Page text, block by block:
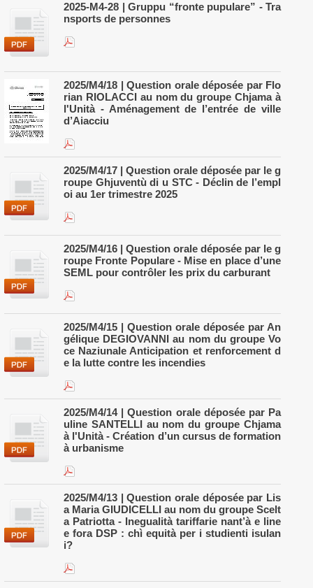
2025-M4-28 | Gruppu “fronte pupulare” - Tra
nsports de personnes
2025/M4/18 | Question orale déposée par Flo
rian RIOLACCI au nom du groupe Chjama à
l'Unità - Aménagement de l’entrée de ville
d’Aiacciu
2025/M4/17 | Question orale déposée par le g
roupe Ghjuventù di u STC - Déclin de l’empl
oi au 1er trimestre 2025
2025/M4/16 | Question orale déposée par le g
roupe Fronte Populare - Mise en place d’une
SEML pour contrôler les prix du carburant
2025/M4/15 | Question orale déposée par An
gélique DEGIOVANNI au nom du groupe Vo
ce Naziunale Anticipation et renforcement d
e la lutte contre les incendies
2025/M4/14 | Question orale déposée par Pa
uline SANTELLI au nom du groupe Chjama
à l'Unità - Création d’un cursus de formation
à urbanisme
2025/M4/13 | Question orale déposée par Lis
a Maria GIUDICELLI au nom du groupe Scelt
a Patriotta - Inegualità tariffarie nant’à e line
e fora DSP : chì equità per i studienti isulan
i?